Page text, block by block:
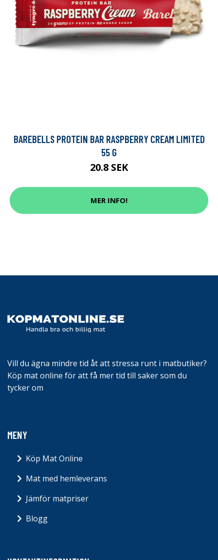
BAREBELLS PROTEIN BAR RASPBERRY CREAM LIMITED
55 G
20.8 SEK
MER INFO!
Vill du ägna mindre tid åt att stressa runt i matbutiker?
Köp mat online för att få mer tid till saker som du
tycker om
MENY
Köp Mat Online
Mat med hemleverans
Jämför matpriser
Blogg